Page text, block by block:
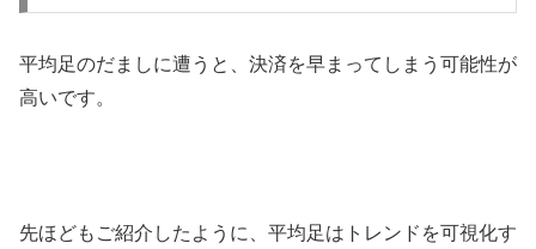
平均足のだましに遭うと、決済を早まってしまう可能性が
高いです。
先ほどもご紹介したように、平均足はトレンドを可視化す